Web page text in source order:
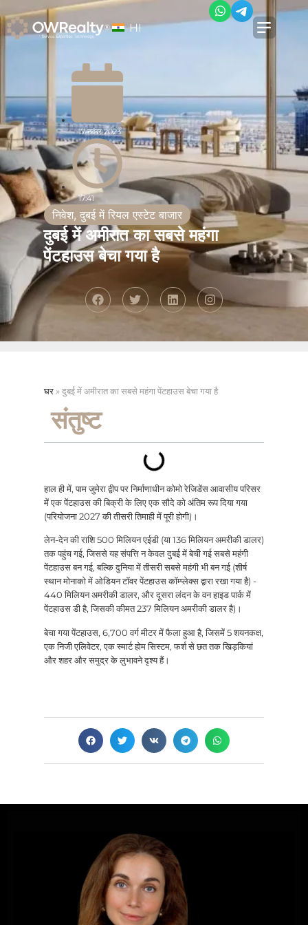
HI
17 नवंबर 2023
17:41
निवेश, दुबई में रियल एस्टेट बाजार
दुबई में अमीरात का सबसे महंगा
पेंटहाउस बेचा गया है
घर » दुबई में अमीरात का सबसे महंगा पेंटहाउस बेचा गया है
संतुष्ट
हाल ही में, पाम जुमेरा द्वीप पर निर्माणाधीन कोमो रेजिडेंस आवासीय परिसर
में एक पेंटहाउस की बिक्री के लिए एक सौदे को अंतिम रूप दिया गया
(परियोजना 2027 की तीसरी तिमाही में पूरी होगी)।
लेन-देन की राशि 500 मिलियन एईडी (या 136 मिलियन अमरीकी डालर)
तक पहुंच गई, जिससे यह संपत्ति न केवल दुबई में बेची गई सबसे महंगी
पेंटहाउस बन गई, बल्कि दुनिया में तीसरी सबसे महंगी भी बन गई (शीर्ष
स्थान मोनाको में ओडियन टॉवर पेंटहाउस कॉम्प्लेक्स द्वारा रखा गया है) -
440 मिलियन अमरीकी डालर, और दूसरा लंदन के वन हाइड पार्क में
पेंटहाउस डी है, जिसकी कीमत 237 मिलियन अमरीकी डालर है)।
बेचा गया पेंटहाउस, 6,700 वर्ग मीटर में फैला हुआ है, जिसमें 5 शयनकक्ष,
एक निजी एलिवेटर, एक स्मार्ट होम सिस्टम, फर्श से छत तक खिड़कियां
और शहर और समुद्र के लुभावने दृश्य हैं।